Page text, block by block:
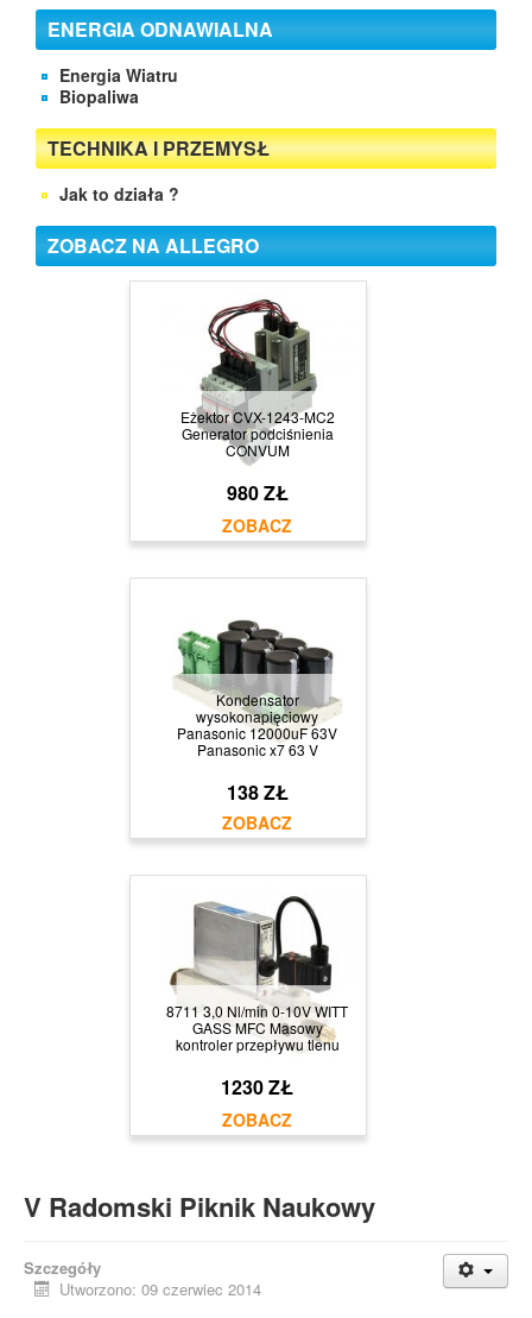
ENERGIA ODNAWIALNA
Energia Wiatru
Biopaliwa
TECHNIKA I PRZEMYSŁ
Jak to działa ?
ZOBACZ NA ALLEGRO
Eżektor CVX-1243-MC2
Generator podciśnienia
CONVUM
980 ZŁ
Kondensator
wysokonapięciowy
Panasonic 12000uF 63V
Panasonic x7 63 V
138 ZŁ
8711 3,0 Nl/min 0-10V WITT
GASS MFC Masowy
kontroler przepływu tlenu
1230 ZŁ
V Radomski Piknik Naukowy
Szczegóły
Utworzono: 09 czerwiec 2014